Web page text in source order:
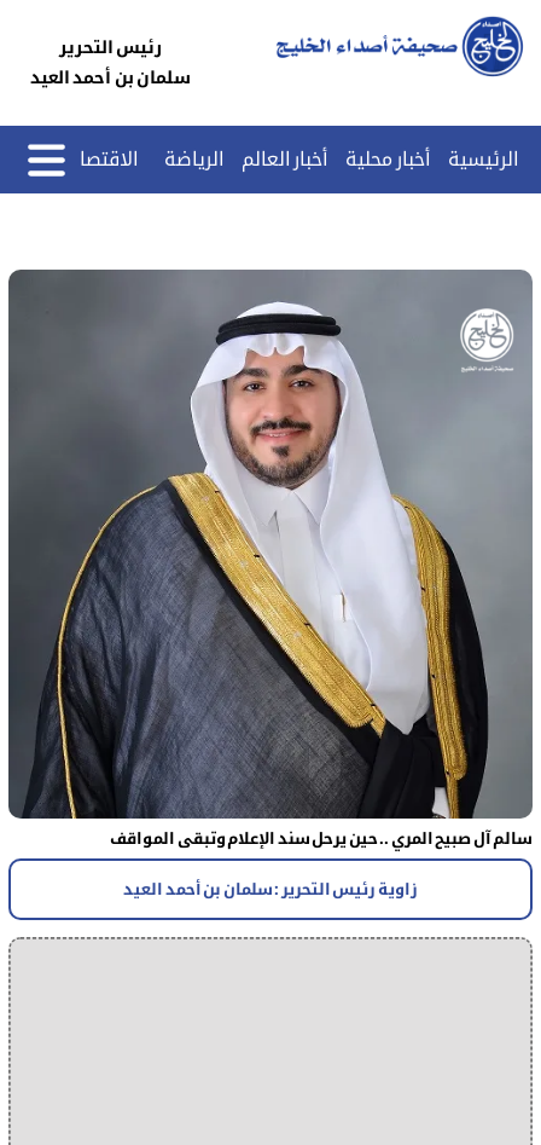
رئيس التحرير
سلمان بن أحمد العيد
الرئيسية أخبار محلية أخبار العالم الرياضة الاقتصاد
سالم آل صبيح المري .. حين يرحل سند الإعلام وتبقى المواقف
زاوية رئيس التحرير : سلمان بن أحمد العيد